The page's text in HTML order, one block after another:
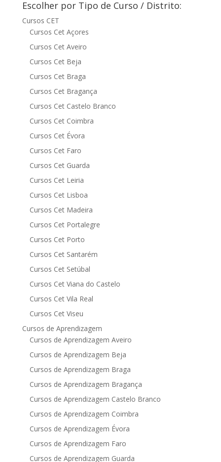
Escolher por Tipo de Curso / Distrito:
Cursos CET
Cursos Cet Açores
Cursos Cet Aveiro
Cursos Cet Beja
Cursos Cet Braga
Cursos Cet Bragança
Cursos Cet Castelo Branco
Cursos Cet Coimbra
Cursos Cet Évora
Cursos Cet Faro
Cursos Cet Guarda
Cursos Cet Leiria
Cursos Cet Lisboa
Cursos Cet Madeira
Cursos Cet Portalegre
Cursos Cet Porto
Cursos Cet Santarém
Cursos Cet Setúbal
Cursos Cet Viana do Castelo
Cursos Cet Vila Real
Cursos Cet Viseu
Cursos de Aprendizagem
Cursos de Aprendizagem Aveiro
Cursos de Aprendizagem Beja
Cursos de Aprendizagem Braga
Cursos de Aprendizagem Bragança
Cursos de Aprendizagem Castelo Branco
Cursos de Aprendizagem Coimbra
Cursos de Aprendizagem Évora
Cursos de Aprendizagem Faro
Cursos de Aprendizagem Guarda